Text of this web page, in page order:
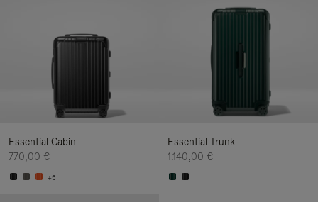
Essential Cabin
770,00 €
+5
Essential Trunk
1.140,00 €